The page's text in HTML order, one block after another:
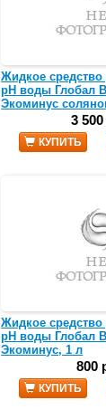
Жидкое
pH воды Глобал
Экоминус
3
КУПИТЬ
Жидкое
pH воды Глобал
Экоминус, 1 л
800
КУПИТЬ